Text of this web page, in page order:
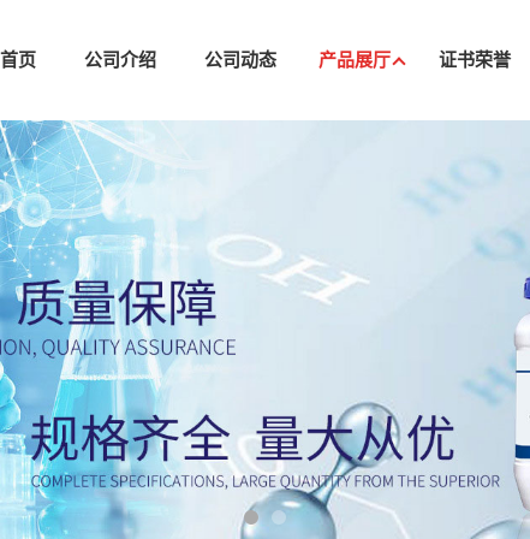
页 公司介绍 公司动态 产品展厅 证书荣誉